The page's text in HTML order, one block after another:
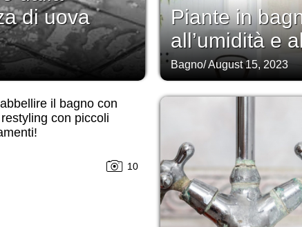
di uova
Piante in
all’umidità e
Bagno/August 15, 2023
il bagno con
con piccoli
10